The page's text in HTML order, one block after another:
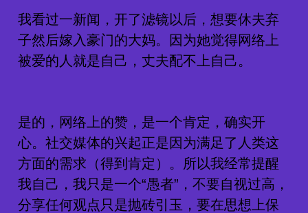
我看过一新闻，开了滤镜以后，想要休夫弃
子然后嫁入豪门的大妈。因为她觉得网络上
被爱的人就是自己，丈夫配不上自己。
是的，网络上的赞，是一个肯定，确实开
心。社交媒体的兴起正是因为满足了人类这
方面的需求（得到肯定）。所以我经常提醒
我自己，我只是一个“愚者”，不要自视过高，
分享任何观点只是抛砖引玉，要在思想上保